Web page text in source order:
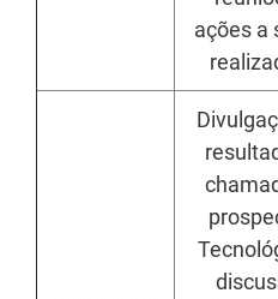
ações a